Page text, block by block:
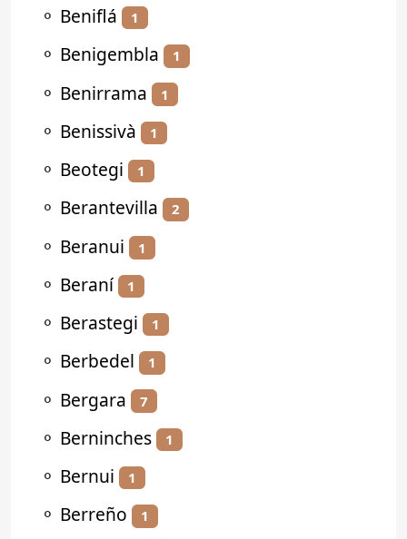
⚬ Beniflá 1
⚬ Benigembla 1
⚬ Benirrama 1
⚬ Benissivà 1
⚬ Beotegi 1
⚬ Berantevilla 2
⚬ Beranui 1
⚬ Beraní 1
⚬ Berastegi 1
⚬ Berbedel 1
⚬ Bergara 7
⚬ Berninches 1
⚬ Bernui 1
⚬ Berreño 1